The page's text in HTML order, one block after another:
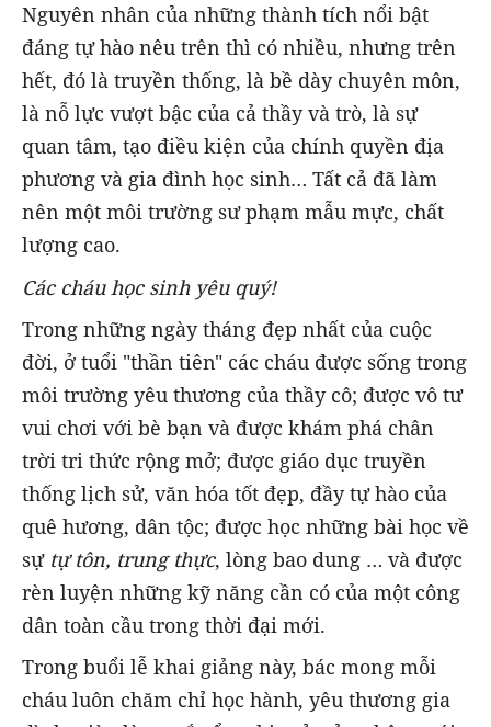
Nguyên nhân của những thành tích nổi bật
đáng tự hào nêu trên thì có nhiều, nhưng trên
hết, đó là truyền thống, là bề dày chuyên môn,
là nỗ lực vượt bậc của cả thầy và trò, là sự
quan tâm, tạo điều kiện của chính quyền địa
phương và gia đình học sinh… Tất cả đã làm
nên một môi trường sư phạm mẫu mực, chất
lượng cao.
Các cháu học sinh yêu quý!
Trong những ngày tháng đẹp nhất của cuộc
đời, ở tuổi "thần tiên" các cháu được sống trong
môi trường yêu thương của thầy cô; được vô tư
vui chơi với bè bạn và được khám phá chân
trời tri thức rộng mở; được giáo dục truyền
thống lịch sử, văn hóa tốt đẹp, đầy tự hào của
quê hương, dân tộc; được học những bài học về
sự tự tôn, trung thực, lòng bao dung … và được
rèn luyện những kỹ năng cần có của một công
dân toàn cầu trong thời đại mới.
Trong buổi lễ khai giảng này, bác mong mỗi
cháu luôn chăm chỉ học hành, yêu thương gia